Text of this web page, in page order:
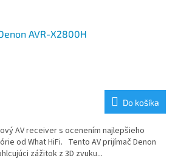
AVR-X2800H
Do košíka
AV receiver s ocenením najlepšieho
od What HiFi. Tento AV prijímač Denon
zážitok z 3D zvuku...